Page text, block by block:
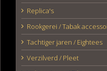
Replica's
Rookgerei / Tabak
Tachtiger jaren / Eightees
Verzilverd / Pleet